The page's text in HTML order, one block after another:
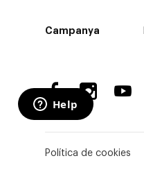
Campanya
Política de cookies